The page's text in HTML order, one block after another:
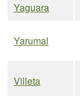
Yaguara
Yarumal
Villeta